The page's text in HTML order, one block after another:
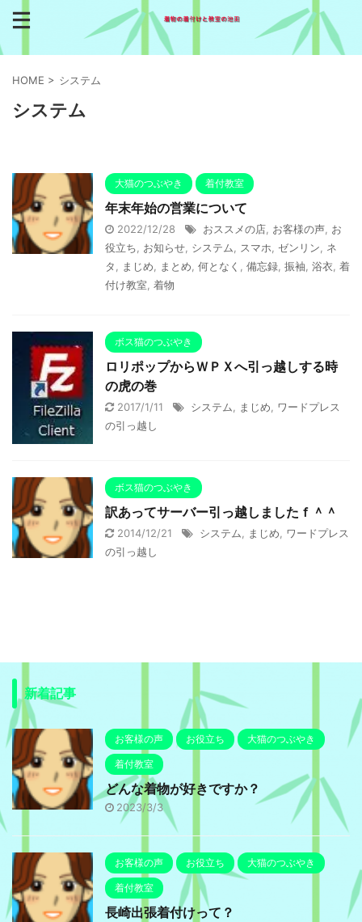
HOME > システム
システム
大猫のつぶやき 着付教室
年末年始の営業について
2022/12/28 おススメの店 お客様の声 お
役立ち
お知らせ システム スマホ ゼンリン
ネ
タ
まじめ まとめ 何となく 備忘録 振袖 浴衣 着
付け教室 着物
ボス猫のつぶやき
ロリポップからＷＰＸへ引っ越しする時
の虎の巻
2017/1/11 システム まじめ
ワードプレス
の引っ越し
ボス猫のつぶやき
訳あってサーバー引っ越しましたｆ＾＾
2014/12/21 システム まじめ
ワードプレス
の引っ越し
新着記事
お客様の声 お役立ち 大猫のつぶやき
着付教室
どんな着物が好きですか？
2023/3/3
お客様の声 お役立ち 大猫のつぶやき
着付教室
長崎出張着付けって？